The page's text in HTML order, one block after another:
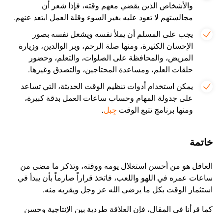
والأشخاص الذين يقضي معهم وقته، فإذا شعر أن
مجالستهم لا تعود عليه بغير السوء وقلة العمل ابتعد عنهم.
يجب على المسلم أن يملأ نفسه ويشغل نفسه بصور
الإحسان الكثيرة، ومنها صلة الرحم، وبر الوالدين، وزيارة
المريض، والمحافظة على الصلوات، والتعلم، وحضور
حلقات العلم، ومساعدة المحتاجين، والتصدق وغيرها.
يمكن استخدام أدوات تنظيم الوقت الحديثة، التي تساعد
على جدولة المهام وحساب ساعات العمل بدقة كبيرة،
ومنها برنامج تتبع الوقت جِبل.
خاتمة
العاقل هو من أحسن استغلال يومه ووقته، وتذكر ما مضى من
ساعات عمره في اللهو واللعب، فاتخذ قراراً صارماً بأن يبدأ في
استثمار الوقت بكل ما يرضي الله عز وجل ويقربه منه.
كما قرأنا في المقال، فإن العلاقة طردية بين الإنتاجية وحسن